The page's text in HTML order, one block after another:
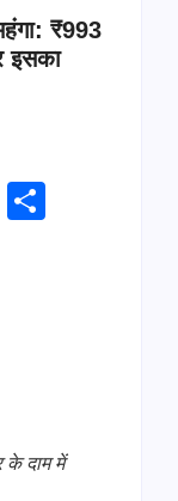
₹993
इसका
Copy
के दाम में